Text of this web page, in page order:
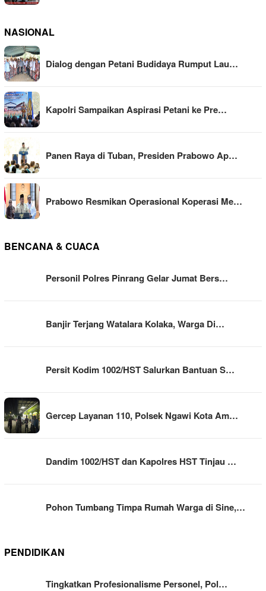
NASIONAL
Dialog dengan Petani Budidaya Rumput Lau…
Kapolri Sampaikan Aspirasi Petani ke Pre…
Panen Raya di Tuban, Presiden Prabowo Ap…
Prabowo Resmikan Operasional Koperasi Me…
BENCANA & CUACA
Personil Polres Pinrang Gelar Jumat Bers…
Banjir Terjang Watalara Kolaka, Warga Di…
Persit Kodim 1002/HST Salurkan Bantuan S…
Gercep Layanan 110, Polsek Ngawi Kota Am…
Dandim 1002/HST dan Kapolres HST Tinjau …
Pohon Tumbang Timpa Rumah Warga di Sine,…
PENDIDIKAN
Tingkatkan Profesionalisme Personel, Pol…